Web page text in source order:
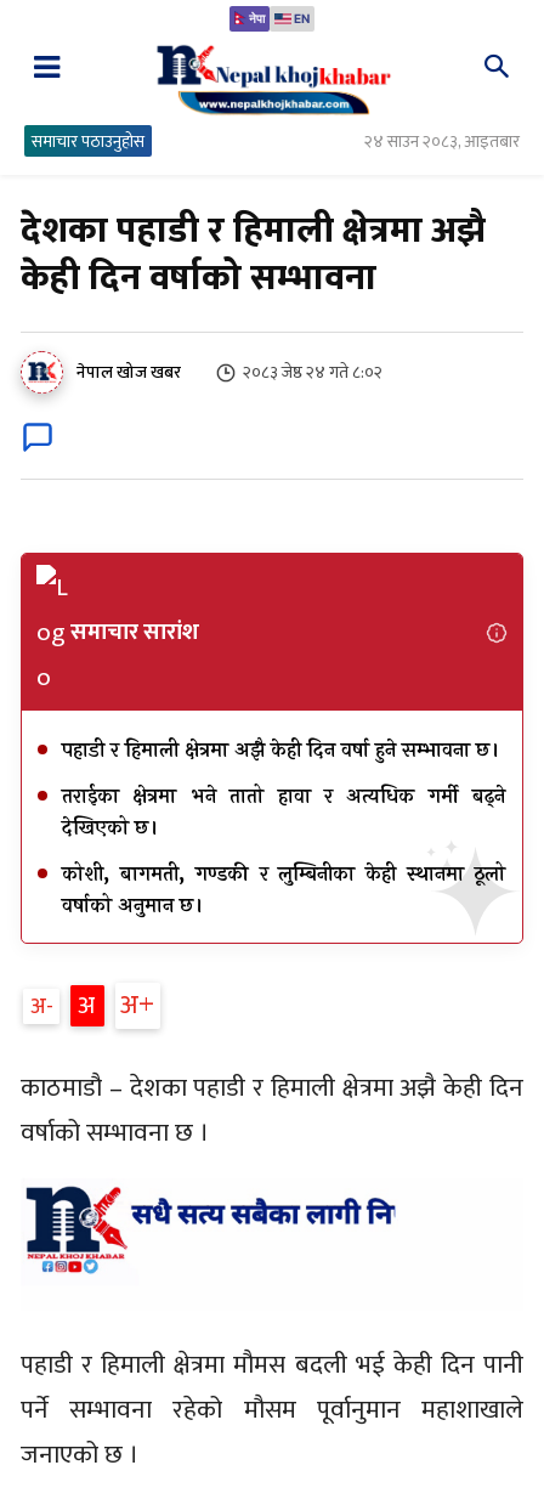
नेपा EN
समाचार पठाउनुहोस २४ साउन २०८३, आइतबार
देशका पहाडी र हिमाली क्षेत्रमा अझै
केही दिन वर्षाको सम्भावना
नेपाल खोज खबर २०८३ जेष्ठ २४ गते ८:०२
समाचार सारांश
पहाडी र हिमाली क्षेत्रमा अझै केही दिन वर्षा हुने सम्भावना छ।
तराईका क्षेत्रमा भने तातो हावा र अत्यधिक गर्मी बढ्ने
देखिएको छ।
कोशी, बागमती, गण्डकी र लुम्बिनीका केही स्थानमा ठूलो
वर्षाको अनुमान छ।
अ अ अ
काठमाडौ – देशका पहाडी र हिमाली क्षेत्रमा अझै केही दिन
वर्षाको सम्भावना छ ।
पहाडी र हिमाली क्षेत्रमा मौमस बदली भई केही दिन पानी
पर्ने सम्भावना रहेको मौसम पूर्वानुमान महाशाखाले
जनाएको छ ।